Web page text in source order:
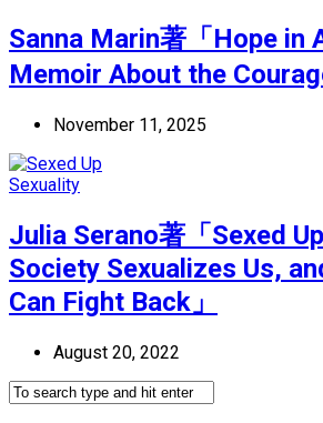
Sanna Marin著「Hope in
Memoir About the
November 11, 2025
Sexuality
Julia Serano著「Sexed
Society Sexualizes Us,
Can Fight Back」
August 20, 2022